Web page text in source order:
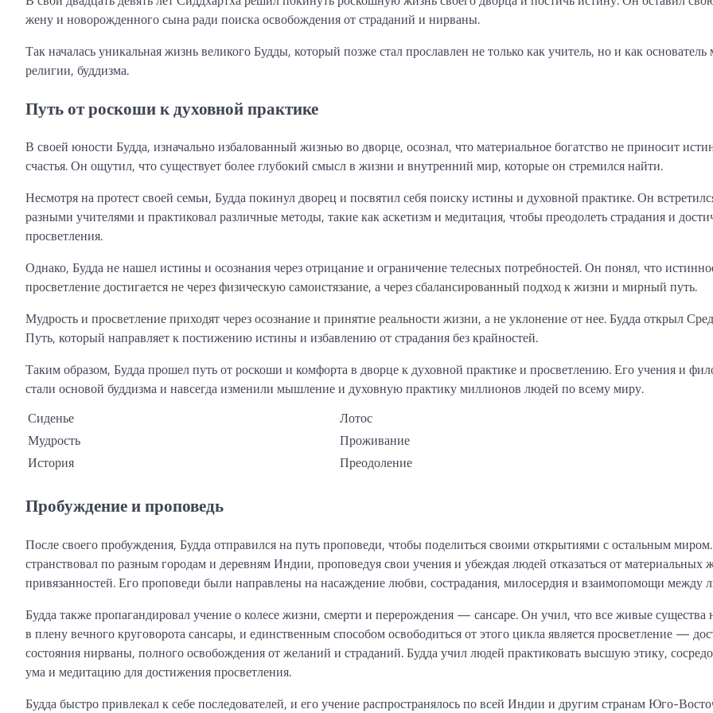
жену и новорожденного сына ради поиска освобождения от страданий и нирваны.
Так началась уникальная жизнь великого Будды, который позже стал прославлен не только как учитель, но и как
религии, буддизма.
Путь от роскоши к духовной практике
В своей юности Будда, изначально избалованный жизнью во дворце, осознал, что материальное богатство не приносит
счастья. Он ощутил, что существует более глубокий смысл в жизни и внутренний мир, которые он стремился найти.
Несмотря на протест своей семьи, Будда покинул дворец и посвятил себя поиску истины и духовной практике. Он
разными учителями и практиковал различные методы, такие как аскетизм и медитация, чтобы преодолеть страдания и
просветления.
Однако, Будда не нашел истины и осознания через отрицание и ограничение телесных потребностей. Он понял, что
просветление достигается не через физическую самоистязание, а через сбалансированный подход к жизни и мирный путь.
Мудрость и просветление приходят через осознание и принятие реальности жизни, а не уклонение от нее. Будда открыл
Путь, который направляет к постижению истины и избавлению от страдания без крайностей.
Таким образом, Будда прошел путь от роскоши и комфорта в дворце к духовной практике и просветлению. Его учения и
стали основой буддизма и навсегда изменили мышление и духовную практику миллионов людей по всему миру.
Сиденье
Лотос
Мудрость
Проживание
История
Преодоление
Пробуждение и проповедь
После своего пробуждения, Будда отправился на путь проповеди, чтобы поделиться своими открытиями с остальным
странствовал по разным городам и деревням Индии, проповедуя свои учения и убеждая людей отказаться от материальных
привязанностей. Его проповеди были направлены на насаждение любви, сострадания, милосердия и взаимопомощи между
Будда также пропагандировал учение о колесе жизни, смерти и перерождения — сансаре. Он учил, что все живые существа
в плену вечного круговорота сансары, и единственным способом освободиться от этого цикла является просветление —
состояния нирваны, полного освобождения от желаний и страданий. Будда учил людей практиковать высшую этику,
ума и медитацию для достижения просветления.
Будда быстро привлекал к себе последователей, и его учение распространялось по всей Индии и другим странам Юго-